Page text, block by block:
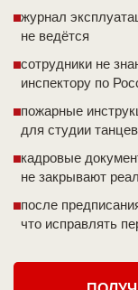
журнал
не ведётся
сотрудники не
инспектору по
пожарные
для студии
кадровые
не закрывают
после
что исправлять